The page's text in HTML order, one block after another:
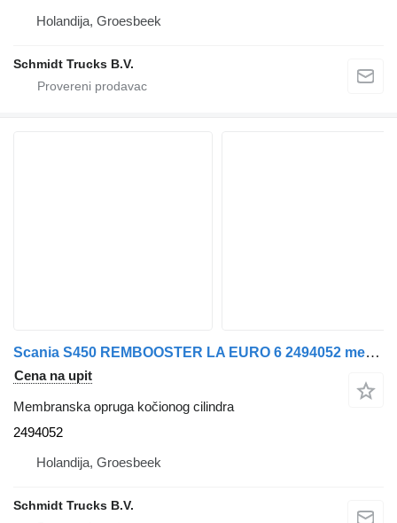
Holandija, Groesbeek
Schmidt Trucks B.V.
Scania S450 REMBOOSTER LA EURO 6 2494052 membranska opruga kočionog cilindra za kamiona
Cena na upit
Membranska opruga kočionog cilindra
2494052
Holandija, Groesbeek
Schmidt Trucks B.V.